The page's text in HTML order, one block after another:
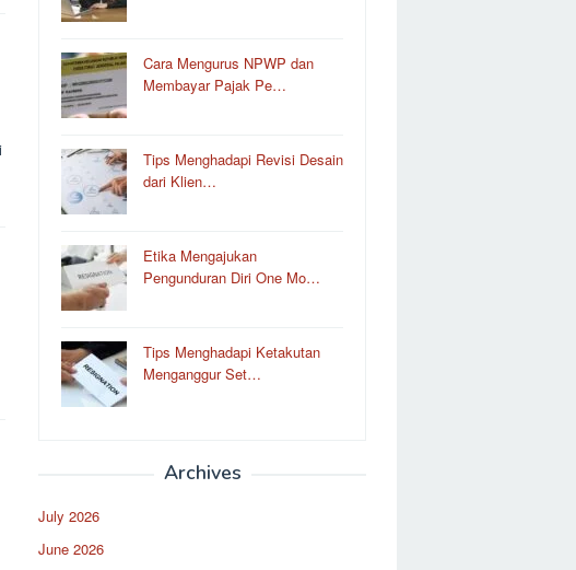
Cara Mengurus NPWP dan
Membayar Pajak Pe…
Tips Menghadapi Revisi Desain
dari Klien…
Etika Mengajukan
Pengunduran Diri One Mo…
Tips Menghadapi Ketakutan
Menganggur Set…
Archives
July 2026
June 2026